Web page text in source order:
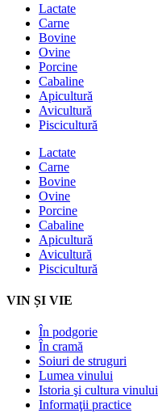
Lactate
Carne
Bovine
Ovine
Porcine
Cabaline
Apicultură
Avicultură
Piscicultură
Lactate
Carne
Bovine
Ovine
Porcine
Cabaline
Apicultură
Avicultură
Piscicultură
VIN ȘI VIE
În podgorie
În cramă
Soiuri de struguri
Lumea vinului
Istoria şi cultura vinului
Informaţii practice